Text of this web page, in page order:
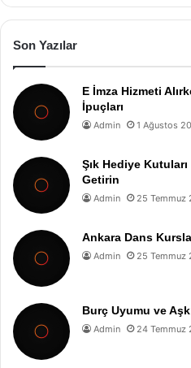
Son Yazılar
E İmza Hizmeti
İpuçları
Admin 1 Ağustos
Şık Hediye
Getirin
Admin 25 Temmuz
Ankara Dans
Admin 25 Temmuz
Burç Uyumu ve
Admin 24 Temmuz